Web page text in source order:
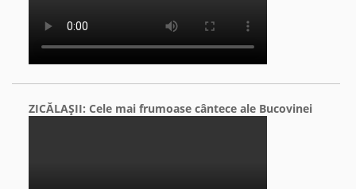
ZICĂLAŞII: Cele mai frumoase cântece ale Bucovinei